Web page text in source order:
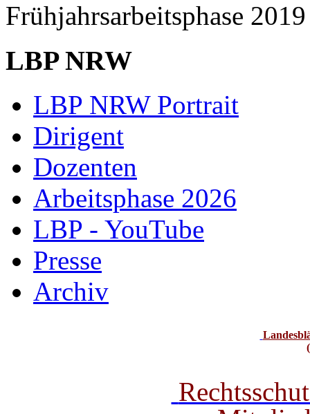
Frühjahrsarbeitsphase 2019
LBP NRW
LBP NRW Portrait
Dirigent
Dozenten
Arbeitsphase 2026
LBP - YouTube
Presse
Archiv